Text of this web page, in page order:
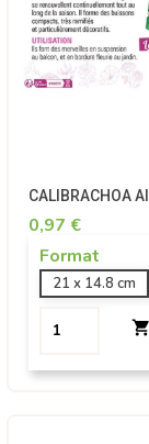
CALIBRACHOA
0,97 €
Format
21 x 14.8 cm
